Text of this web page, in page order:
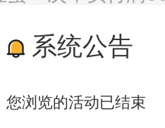
居用品。
3000元
系统公告
您浏览的活动已结束